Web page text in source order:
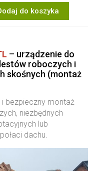
do koszyka
– urządzenie do
roboczych i
skośnych (montaż
bezpieczny montaż
niezbędnych
lub
dachu.